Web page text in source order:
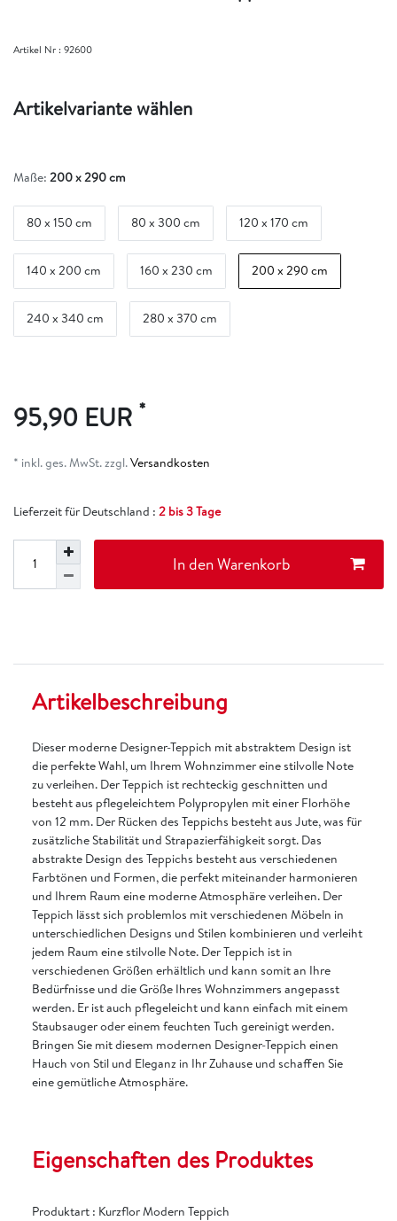
Artikel Nr :92600
Artikelvariante wählen
Maße: 200 x 290 cm
80 x 150 cm 80 x 300 cm 120 x 170 cm
140 x 200 cm 160 x 230 cm 200 x 290 cm
240 x 340 cm 280 x 370 cm
95,90 EUR *
* inkl. ges. MwSt. zzgl.Versandkosten
Lieferzeit für Deutschland : 2 bis 3 Tage
In den Warenkorb
Artikelbeschreibung
Dieser moderne Designer-Teppich mit abstraktem Design ist
die perfekte Wahl, um Ihrem Wohnzimmer eine stilvolle Note
zu verleihen. Der Teppich ist rechteckig geschnitten und
besteht aus pflegeleichtem Polypropylen mit einer Florhöhe
von 12 mm. Der Rücken des Teppichs besteht aus Jute, was für
zusätzliche Stabilität und Strapazierfähigkeit sorgt. Das
abstrakte Design des Teppichs besteht aus verschiedenen
Farbtönen und Formen, die perfekt miteinander harmonieren
und Ihrem Raum eine moderne Atmosphäre verleihen. Der
Teppich lässt sich problemlos mit verschiedenen Möbeln in
unterschiedlichen Designs und Stilen kombinieren und verleiht
jedem Raum eine stilvolle Note. Der Teppich ist in
verschiedenen Größen erhältlich und kann somit an Ihre
Bedürfnisse und die Größe Ihres Wohnzimmers angepasst
werden. Er ist auch pflegeleicht und kann einfach mit einem
Staubsauger oder einem feuchten Tuch gereinigt werden.
Bringen Sie mit diesem modernen Designer-Teppich einen
Hauch von Stil und Eleganz in Ihr Zuhause und schaffen Sie
eine gemütliche Atmosphäre.
Eigenschaften des Produktes
Produktart : Kurzflor Modern Teppich